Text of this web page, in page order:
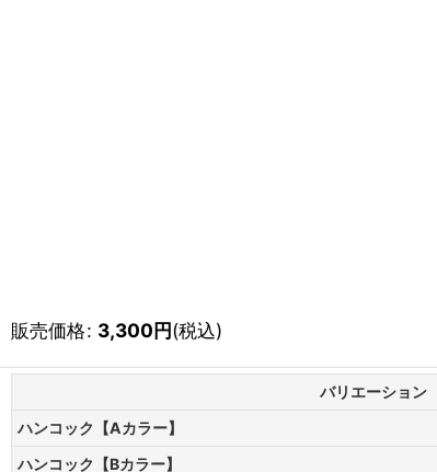
販売価格: 3,300円(税込)
バリエーション
ハンコック【Aカラー】
ハンコック【Bカラー】